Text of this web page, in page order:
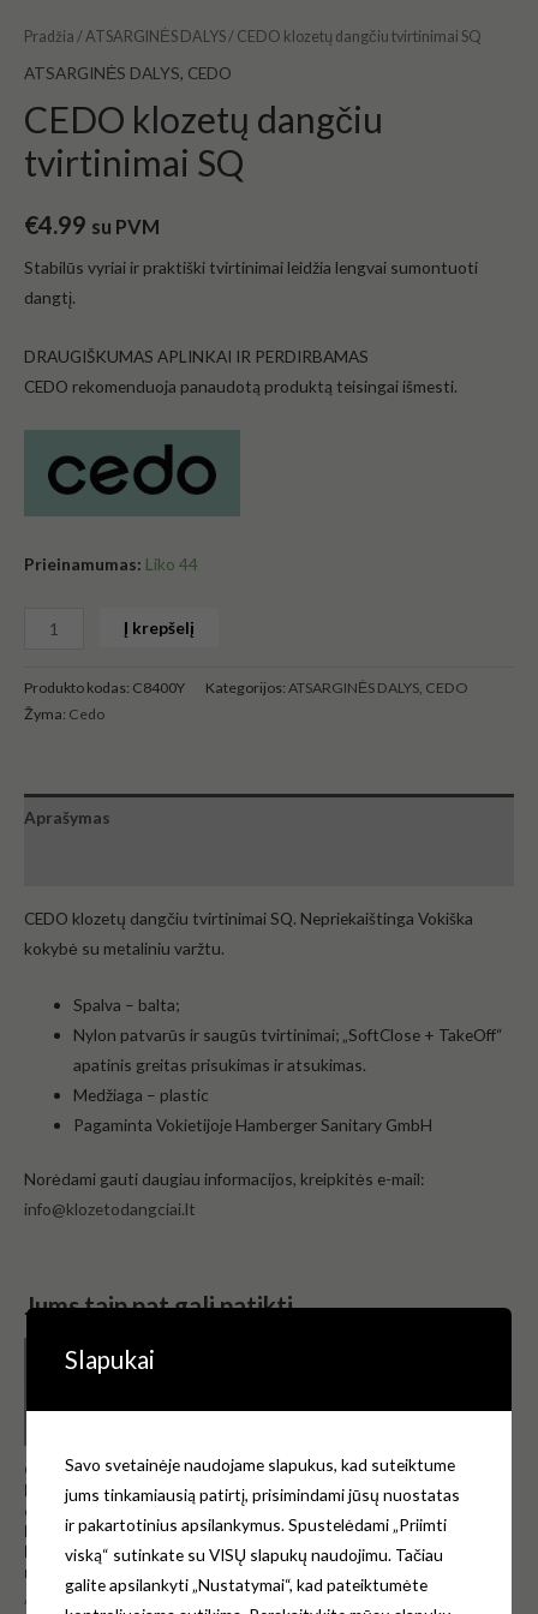
Pradžia / ATSARGINĖS DALYS / CEDO klozetų dangčiu tvirtinimai SQ
ATSARGINĖS DALYS, CEDO
CEDO klozetų dangčiu
tvirtinimai SQ
€4.99 su PVM
Stabilūs vyriai ir praktiški tvirtinimai leidžia lengvai sumontuoti
dangtį.
DRAUGIŠKUMAS APLINKAI IR PERDIRBAMAS
CEDO rekomenduoja panaudotą produktą teisingai išmesti.
Prieinamumas: Liko 44
Į krepšelį
Produkto kodas: C8400Y Kategorijos: ATSARGINĖS DALYS, CEDO
Žyma: Cedo
Aprašymas
CEDO klozetų dangčiu tvirtinimai SQ. Nepriekaištinga Vokiška
kokybė su metaliniu varžtu.
Spalva – balta;
Nylon patvarūs ir saugūs tvirtinimai; „SoftClose + TakeOff“
apatinis greitas prisukimas ir atsukimas.
Medžiaga – plastic
Pagaminta Vokietijoje Hamberger Sanitary GmbH
Norėdami gauti daugiau informacijos, kreipkitės e-mail:
info@klozetodangciai.lt
Jums taip pat gali patikti…
Akcija!
CEDO Burgi
Beach SC,
dangtis
baltas su
lėtu
nusileidimu
Akcija
Original
price
Current
price
CEDO
Tropea
Beach SC,
dangtis
baltas su
nusileidimu
Slapukai
Savo svetainėje naudojame slapukus, kad suteiktume
jums tinkamiausią patirtį, prisimindami jūsų nuostatas
ir pakartotinius apsilankymus. Spustelėdami „Priimti
viską“ sutinkate su VISŲ slapukų naudojimu. Tačiau
galite apsilankyti „Nustatymai“, kad pateiktumėte